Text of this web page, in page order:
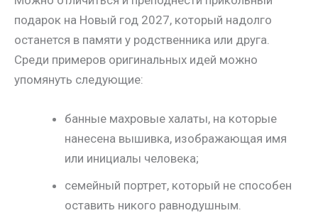
подарок на Новый год 2027, который надолго
останется в памяти у родственника или друга.
Среди примеров оригинальных идей можно
упомянуть следующие:
банные махровые халаты, на которые
нанесена вышивка, изображающая имя
или инициалы человека;
семейный портрет, который не способен
оставить никого равнодушным.